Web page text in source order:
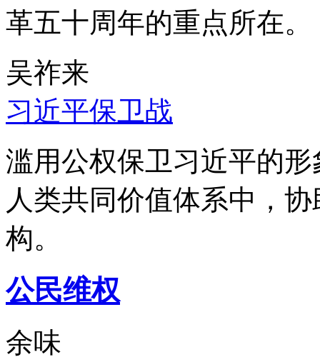
革五十周年的重点所在。
吴祚来
习近平保卫战
滥用公权保卫习近平的
人类共同价值体系中，
构。
公民维权
余味